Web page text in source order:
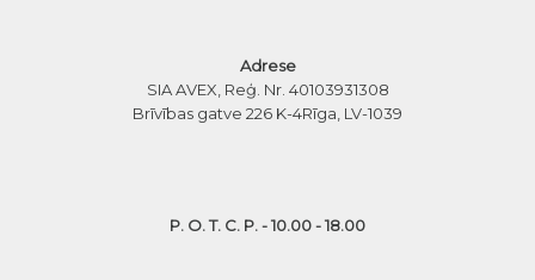
Adrese
SIA AVEX, Reģ. Nr. 40103931308
Brīvības gatve 226 K-4Rīga, LV-1039
P. O. T. C. P. - 10.00 - 18.00